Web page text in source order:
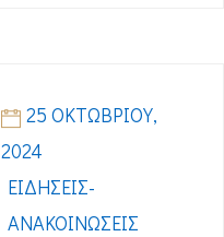
25 ΟΚΤΩΒΡΊΟΥ,
2024
ΕΙΔΉΣΕΙΣ-
ΑΝΑΚΟΙΝΏΣΕΙΣ